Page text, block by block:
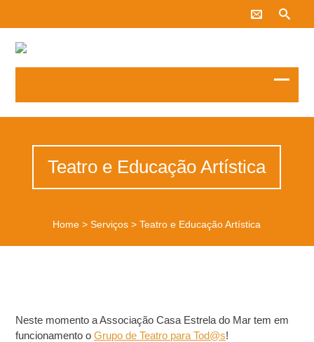
Teatro e Educação Artística
Home >Serviços >Teatro e Educação Artística
Neste momento a Associação Casa Estrela do Mar tem em
funcionamento oGrupo de Teatro para Tod@s!